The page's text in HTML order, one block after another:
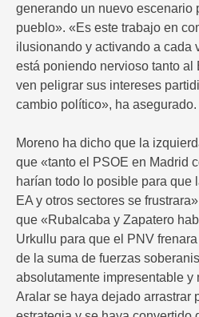
generando un nuevo escenario
pueblo». «Es este trabajo en
ilusionando y activando a cada
está poniendo nervioso tanto al
ven peligrar sus intereses
cambio político», ha asegurado.
Moreno ha dicho que la
que «tanto el PSOE en Madrid
harían todo lo posible para que
EA y otros sectores se
que «Rubalcaba y Zapatero
Urkullu para que el PNV
de la suma de fuerzas
absolutamente impresentable y
Aralar se haya dejado arrastrar